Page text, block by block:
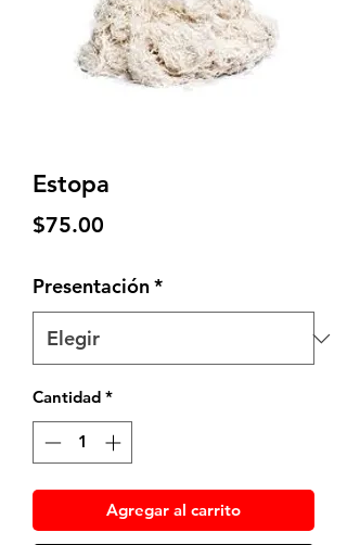
Estopa
$75.00
Presentación*
Cantidad *
Agregar al carrito